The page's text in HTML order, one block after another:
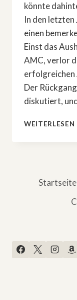
könnte
In den letzten
einen
Einst das
AMC, verlor
erfolgreichen
Der
diskutiert,
WEITERLESEN
Startseite